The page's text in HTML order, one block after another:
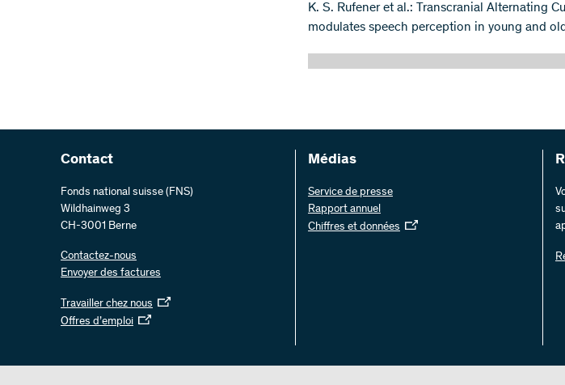
K. S. Rufener et al.: Transcranial Alternating
modulates speech perception in young and
Contact
Fonds national suisse (FNS)
Wildhainweg 3
CH-3001 Berne
Contactez-nous
Envoyer des factures
Travailler chez nous
Offres d’emploi
Médias
Service de presse
Rapport annuel
Chiffres et données